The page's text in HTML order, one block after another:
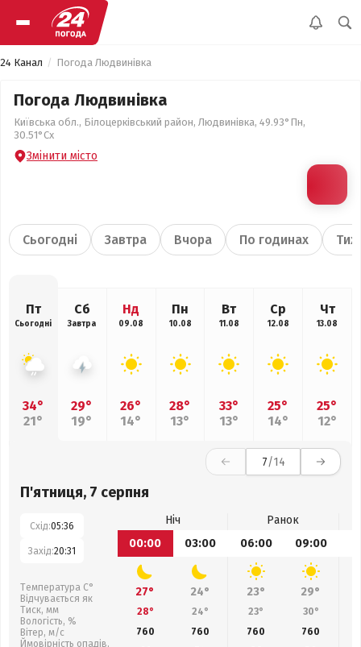
24 Канал Погода Людвинівка
Погода Людвинівка
Київська обл., Білоцерківський район, Людвинівка, 49.93°Пн,
30.51°Сх
Змінити місто
Сьогодні Завтра Вчора По годинах
Пт
Сьогодні
34°
21°
Сб
Завтра
29°
19°
Нд
09.08
26°
14°
Пн
10.08
28°
13°
Вт
11.08
33°
13°
Ср
12.08
25°
14°
Чт
13.08
25°
12°
7/14
П'ятниця, 7 серпня
Схід:05:36
Захід:20:31
Температура С°
Відчувається як
Тиск, мм
Вологість, %
Вітер, м/с
Ймовірність опадів,
Ніч
Ранок
00:00
03:00 06:00 09:00
27° 24° 23° 29°
28° 24° 23° 30°
760
760 760 760